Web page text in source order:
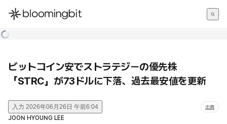
한국어
ビットコイン安でストラテジーの優先株
「STRC」が73ドルに下落、過去最安値を更新
入力 2026年06月26日 午前6:04 出典
JOON HYOUNG LEE